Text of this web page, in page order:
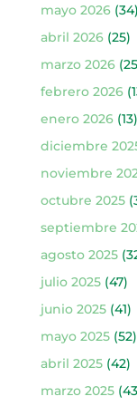
mayo 2026(34)
abril 2026(25)
marzo 2026
febrero 2026
enero 2026(13)
diciembre
noviembre
octubre 2025
septiembre
agosto 2025
julio 2025(47)
junio 2025(41)
mayo 2025(52)
abril 2025(42)
marzo 2025